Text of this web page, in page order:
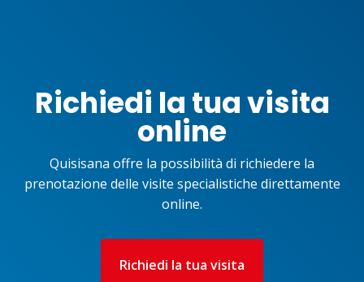
Richiedi la tua visita
online
Quisisana offre la possibilità di richiedere la
prenotazione delle visite specialistiche direttamente
online.
Richiedi la tua visita